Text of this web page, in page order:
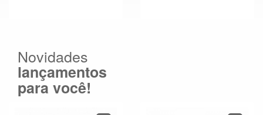
Novidades
lançamentos
para você!